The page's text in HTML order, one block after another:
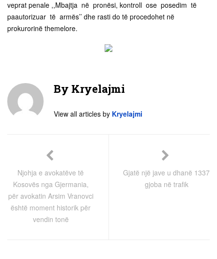
veprat penale ,,Mbajtja në pronësi, kontroll ose posedim të
paautorizuar të armës’’ dhe rasti do të procedohet në
prokurorinë themelore.
By Kryelajmi
View all articles by Kryelajmi
Njohja e avokatëve të
Kosovës nga Gjermania,
për avokatin Arsim Vranovci
është moment historik për
vendin tonë
Gjatë një jave u dhanë 1337
gjoba në trafik